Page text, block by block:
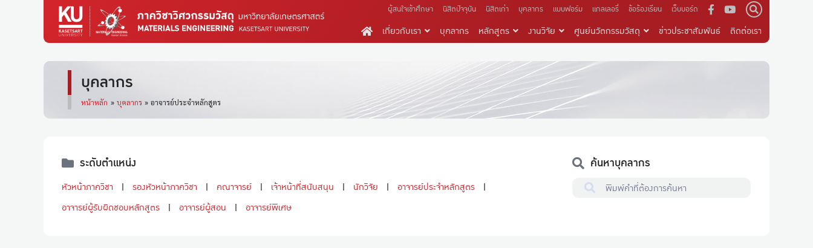
ผู้สนใจเข้าศึกษา นิสิตปัจจุบัน นิสิตเก่า บุคลากร แบบฟอร์ม แกลเลอรี่ ข้อร้องเรียน เว็บบอร์ด
เกี่ยวกับเรา บุคลากร หลักสูตร งานวิจัย ศูนย์นวัตกรรมวัสดุ ข่าวประชาสัมพันธ์ ติดต่อเรา
บุคลากร
หน้าหลัก » บุคลากร » อาจารย์ประจำหลักสูตร
ระดับตำแหน่ง
หัวหน้าภาควิชา รองหัวหน้าภาควิชา คณาจารย์ เจ้าหน้าที่สนับสนุน นักวิจัย
อาจารย์ประจำหลักสูตร
อาจารย์ผู้รับผิดชอบหลักสูตร
อาจารย์ผู้สอน อาจารย์พิเศษ
ค้นหาบุคลากร